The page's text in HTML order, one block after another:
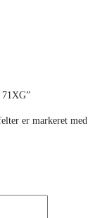
er markeret med